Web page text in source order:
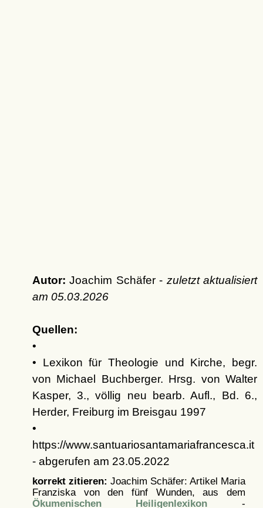
Autor: Joachim Schäfer - zuletzt aktualisiert
am 05.03.2026
Quellen:
•
• Lexikon für Theologie und Kirche, begr.
von Michael Buchberger. Hrsg. von Walter
Kasper, 3., völlig neu bearb. Aufl., Bd. 6.,
Herder, Freiburg im Breisgau 1997
•
https://www.santuariosantamariafrancesca.it
- abgerufen am 23.05.2022
korrekt zitieren: Joachim Schäfer: Artikel Maria
Franziska von den fünf Wunden, aus dem
Ökumenischen Heiligenlexikon -